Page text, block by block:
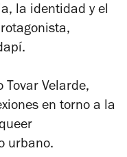
la identidad y el
Tovar Velarde,
en torno a la
urbano.